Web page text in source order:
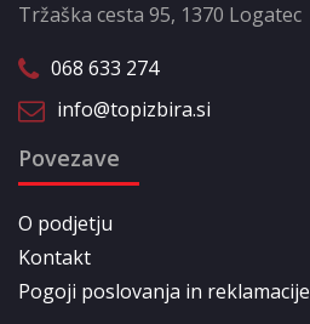
Tržaška cesta 95, 1370 Logatec
068 633 274
info@topizbira.si
Povezave
O podjetju
Kontakt
Pogoji poslovanja in reklamacije